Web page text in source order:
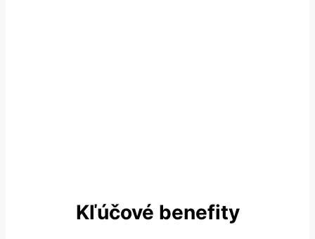
Kľúčové benefity